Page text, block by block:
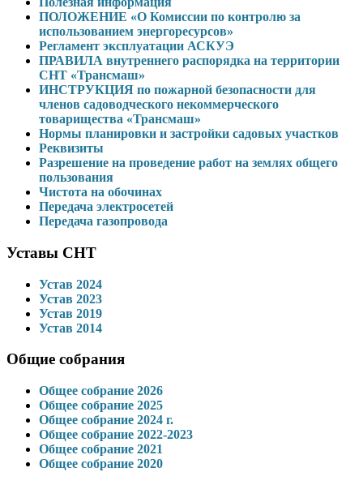
ПОЛОЖЕНИЕ «О Комиссии по контролю за
использованием энергоресурсов»
Регламент эксплуатации АСКУЭ
ПРАВИЛА внутреннего распорядка на территории
СНТ «Трансмаш»
ИНСТРУКЦИЯ по пожарной безопасности для
членов садоводческого некоммерческого
товарищества «Трансмаш»
Нормы планировки и застройки садовых участков
Реквизиты
Разрешение на проведение работ на землях общего
пользования
Чистота на обочинах
Передача электросетей
Передача газопровода
Уставы СНТ
Устав 2024
Устав 2023
Устав 2019
Устав 2014
Общие собрания
Общее собрание 2026
Общее собрание 2025
Общее собрание 2024 г.
Общее собрание 2022-2023
Общее собрание 2021
Общее собрание 2020